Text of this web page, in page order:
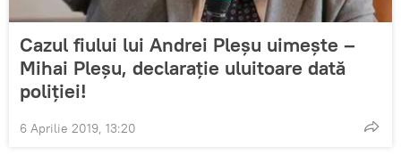
Cazul fiului lui Andrei Pleșu uimește –
Mihai Pleșu, declarație uluitoare dată
poliției!
6 Aprilie 2019, 13:20